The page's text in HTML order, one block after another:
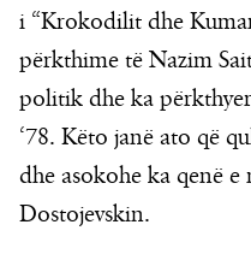
i “Krokodilit dhe
përkthime të Nazim
politik dhe ka
‘78. Këto janë ato që
dhe asokohe ka qenë
Dostojevskin.